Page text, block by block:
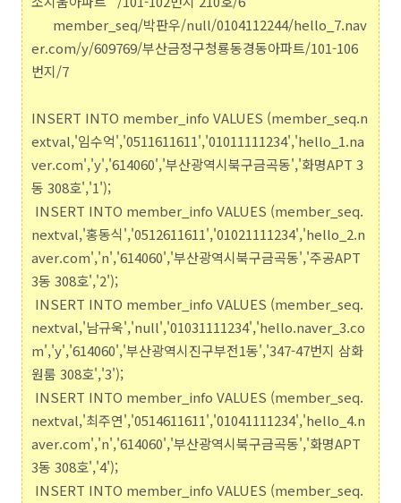
member_seq/박판우/null/0104112244/hello_7.nav
er.com/y/609769/부산금정구청룡동경동아파트/101-106
번지/7
INSERT INTO member_info VALUES (member_seq.n
extval,'임수억','0511611611','01011111234','hello_1.na
ver.com','y','614060','부산광역시북구금곡동','화명APT 3
동 308호','1');
INSERT INTO member_info VALUES (member_seq.
nextval,'홍동식','0512611611','01021111234','hello_2.n
aver.com','n','614060','부산광역시북구금곡동','주공APT
3동 308호','2');
INSERT INTO member_info VALUES (member_seq.
nextval,'남규욱','null','01031111234','hello.naver_3.co
m','y','614060','부산광역시진구부전1동','347-47번지 삼화
원룸 308호','3');
INSERT INTO member_info VALUES (member_seq.
nextval,'최주연','0514611611','01041111234','hello_4.n
aver.com','n','614060','부산광역시북구금곡동','화명APT
3동 308호','4');
INSERT INTO member_info VALUES (member_seq.